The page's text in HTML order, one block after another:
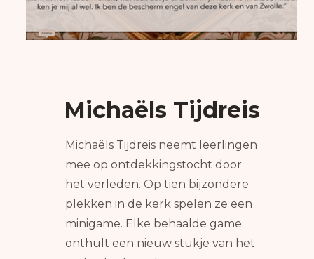
Michaëls Tijdreis
Michaëls Tijdreis neemt leerlingen
mee op ontdekkingstocht door
het verleden. Op tien bijzondere
plekken in de kerk spelen ze een
minigame. Elke behaalde game
onthult een nieuw stukje van het